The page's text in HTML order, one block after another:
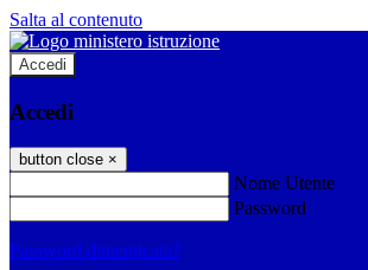
Salta al contenuto
Accedi
Accedi
button close ×
Nome Utente
Password
Password dimenticata?